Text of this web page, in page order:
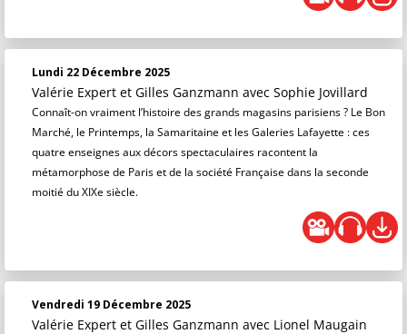
Lundi 22 Décembre 2025
Valérie Expert et Gilles Ganzmann avec Sophie Jovillard
Connaît-on vraiment l’histoire des grands magasins parisiens ? Le Bon
Marché, le Printemps, la Samaritaine et les Galeries Lafayette : ces
quatre enseignes aux décors spectaculaires racontent la
métamorphose de Paris et de la société Française dans la seconde
moitié du XIXe siècle.
Vendredi 19 Décembre 2025
Valérie Expert et Gilles Ganzmann avec Lionel Maugain